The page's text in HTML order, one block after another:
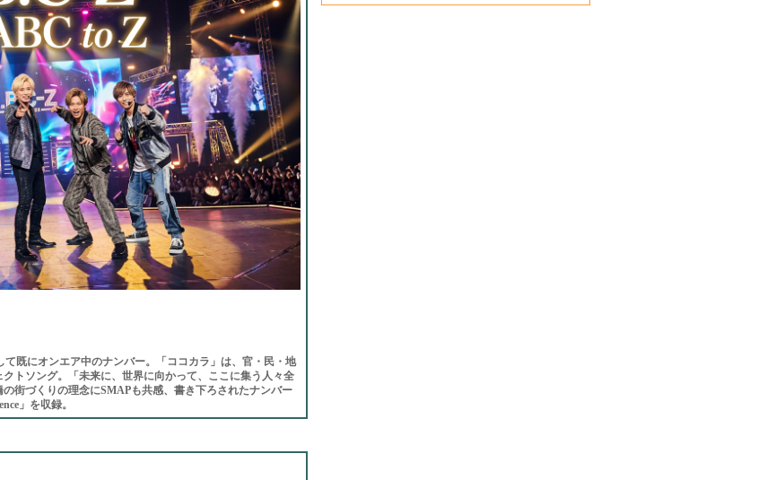
て既にオンエア中のナンバー。「ココカラ」は、官・民・地
トソング。「未来に、世界に向かって、ここに集う人々全
街づくりの理念にSMAPも共感、書き下ろされたナンバー
」を収録。